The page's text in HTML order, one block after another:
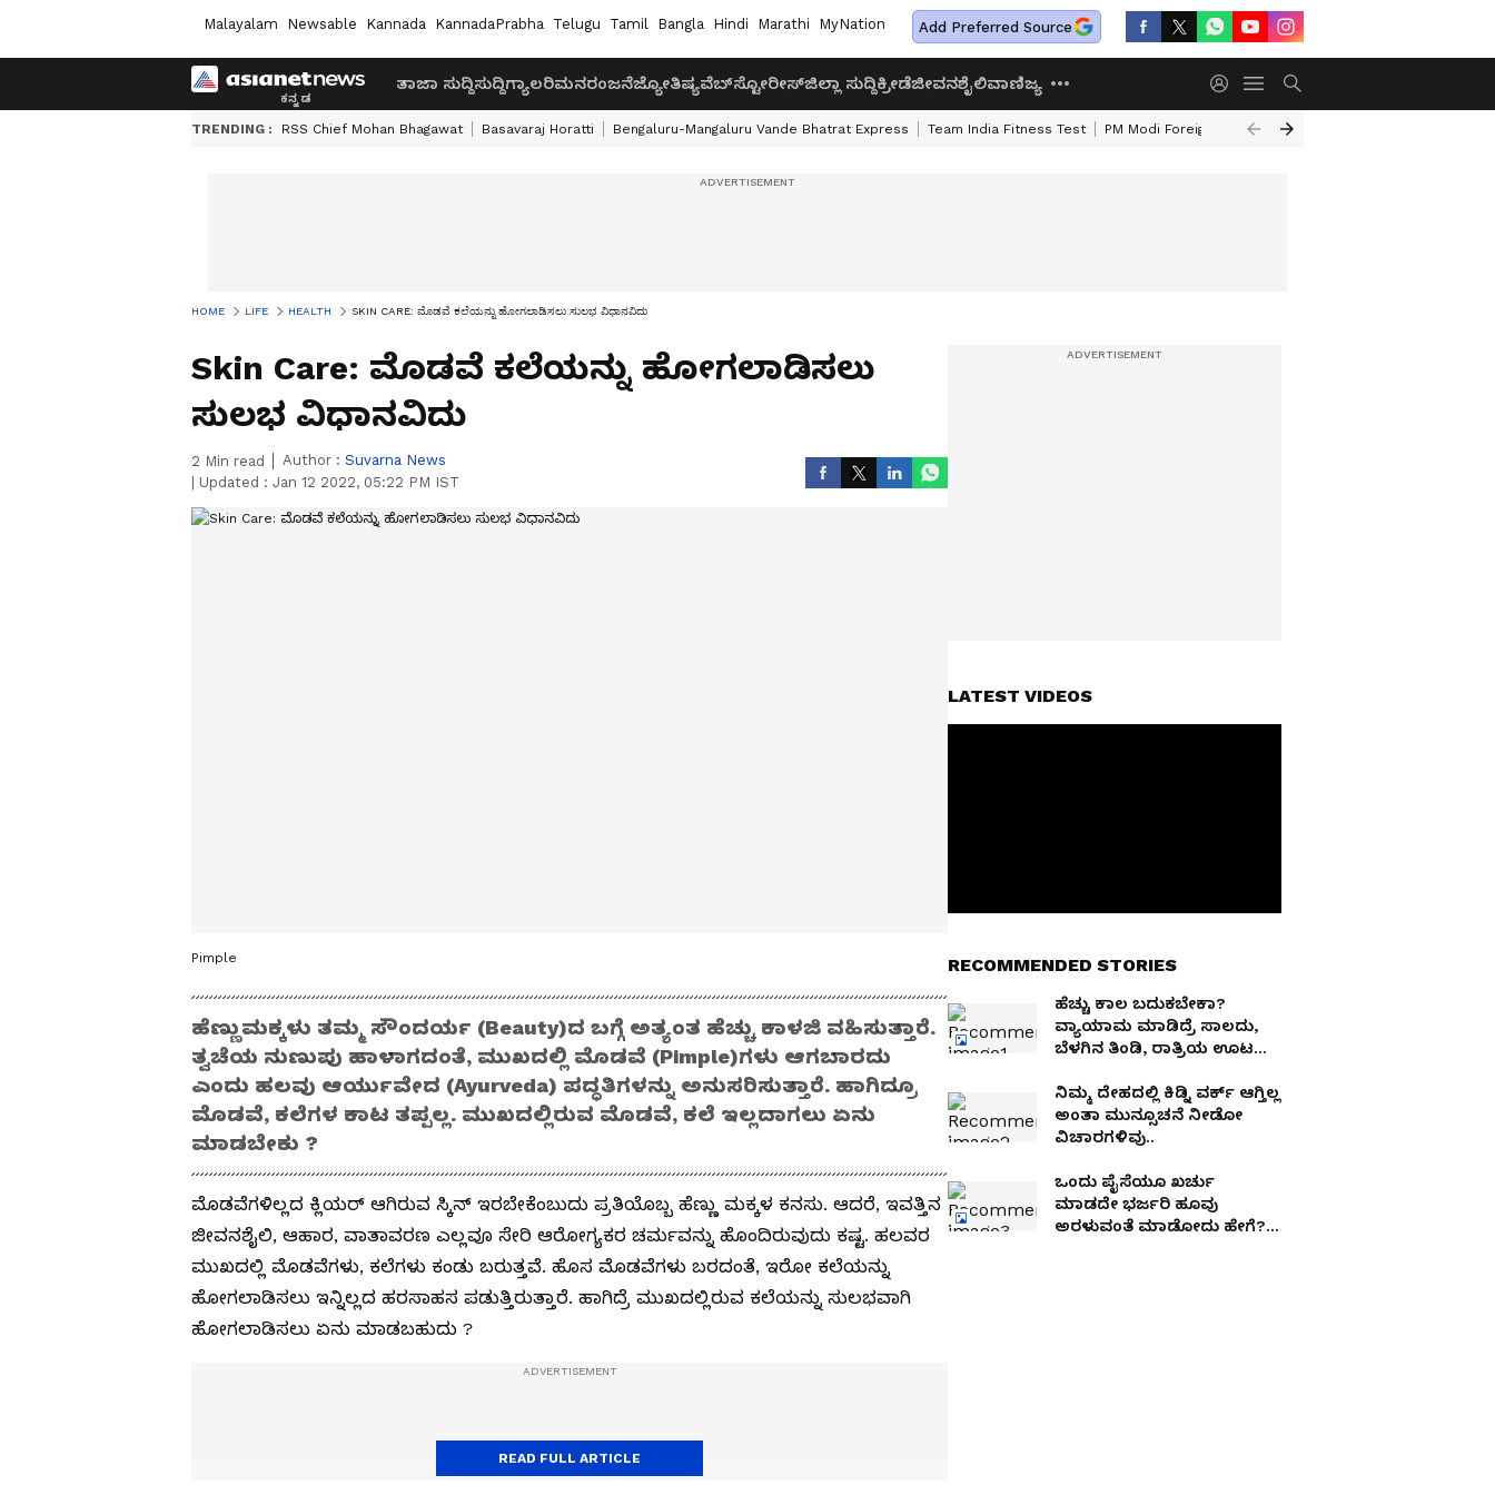
Malayalam Newsable Kannada KannadaPrabha Telugu Tamil Bangla Hindi Marathi MyNation Add Preferred Source
ತಾಜಾ ಸುದ್ದಿಸುದ್ದಿಗ್ಯಾಲರಿಮನರಂಜನೆಜ್ಯೋತಿಷ್ಯವೆಬ್‌ಸ್ಟೋರೀಸ್ಜಿಲ್ಲಾ ಸುದ್ದಿಕ್ರೀಡೆಜೀವನಶೈಲಿವಾಣಿಜ್ಯ
TRENDING : RSS Chief Mohan Bhagawat Basavaraj Horatti Bengaluru-Mangaluru Vande Bhatrat Express Team India Fitness Test PM Modi Foreign Travel Expenditure
HOME LIFE HEALTH SKIN CARE: ಮೊಡವೆ ಕಲೆಯನ್ನು ಹೋಗಲಾಡಿಸಲು ಸುಲಭ ವಿಧಾನವಿದು
Skin Care: ಮೊಡವೆ ಕಲೆಯನ್ನು ಹೋಗಲಾಡಿಸಲು
ಸುಲಭ ವಿಧಾನವಿದು
2 Min read Author : Suvarna News
Updated : Jan 12 2022, 05:22 PM IST
Pimple
ಹೆಣ್ಣುಮಕ್ಕಳು ತಮ್ಮ ಸೌಂದರ್ಯ (Beauty)ದ ಬಗ್ಗೆ ಅತ್ಯಂತ ಹೆಚ್ಚು ಕಾಳಜಿ ವಹಿಸುತ್ತಾರೆ.
ತ್ವಚೆಯ ನುಣುಪು ಹಾಳಾಗದಂತೆ, ಮುಖದಲ್ಲಿ ಮೊಡವೆ (Pimple)ಗಳು ಆಗಬಾರದು
ಎಂದು ಹಲವು ಆರ್ಯುವೇದ (Ayurveda) ಪದ್ಧತಿಗಳನ್ನು ಅನುಸರಿಸುತ್ತಾರೆ. ಹಾಗಿದ್ರೂ
ಮೊಡವೆ, ಕಲೆಗಳ ಕಾಟ ತಪ್ಪಲ್ಲ. ಮುಖದಲ್ಲಿರುವ ಮೊಡವೆ, ಕಲೆ ಇಲ್ಲದಾಗಲು ಏನು
ಮಾಡಬೇಕು ?
ಮೊಡವೆಗಳಿಲ್ಲದ ಕ್ಲಿಯರ್ ಆಗಿರುವ ಸ್ಕಿನ್ ಇರಬೇಕೆಂಬುದು ಪ್ರತಿಯೊಬ್ಬ ಹೆಣ್ಣು ಮಕ್ಕಳ ಕನಸು. ಆದರೆ, ಇವತ್ತಿನ
ಜೀವನಶೈಲಿ, ಆಹಾರ, ವಾತಾವರಣ ಎಲ್ಲವೂ ಸೇರಿ ಆರೋಗ್ಯಕರ ಚರ್ಮವನ್ನು ಹೊಂದಿರುವುದು ಕಷ್ಟ. ಹಲವರ
ಮುಖದಲ್ಲಿ ಮೊಡವೆಗಳು, ಕಲೆಗಳು ಕಂಡು ಬರುತ್ತವೆ. ಹೊಸ ಮೊಡವೆಗಳು ಬರದಂತೆ, ಇರೋ ಕಲೆಯನ್ನು
ಹೋಗಲಾಡಿಸಲು ಇನ್ನಿಲ್ಲದ ಹರಸಾಹಸ ಪಡುತ್ತಿರುತ್ತಾರೆ. ಹಾಗಿದ್ರೆ ಮುಖದಲ್ಲಿರುವ ಕಲೆಯನ್ನು ಸುಲಭವಾಗಿ
ಹೋಗಲಾಡಿಸಲು ಏನು ಮಾಡಬಹುದು ?
READ FULL ARTICLE
LATEST VIDEOS
RECOMMENDED STORIES
ಹೆಚ್ಚು ಕಾಲ ಬದುಕಬೇಕಾ?
ವ್ಯಾಯಾಮ ಮಾಡಿದ್ರೆ ಸಾಲದು,
ಬೆಳಗಿನ ತಿಂಡಿ, ರಾತ್ರಿಯ ಊಟ
ನಿಮ್ಮ ದೇಹದಲ್ಲಿ ಕಿಡ್ನಿ ವರ್ಕ್‌ ಆಗ್ತಿಲ್ಲ
ಅಂತಾ ಮುನ್ಸೂಚನೆ ನೀಡೋ
ವಿಚಾರಗಳಿವು..
ಒಂದು ಪೈಸೆಯೂ ಖರ್ಚು
ಮಾಡದೇ ಭರ್ಜರಿ ಹೂವು
ಅರಳುವಂತೆ ಮಾಡೋದು ಹೇಗೆ?